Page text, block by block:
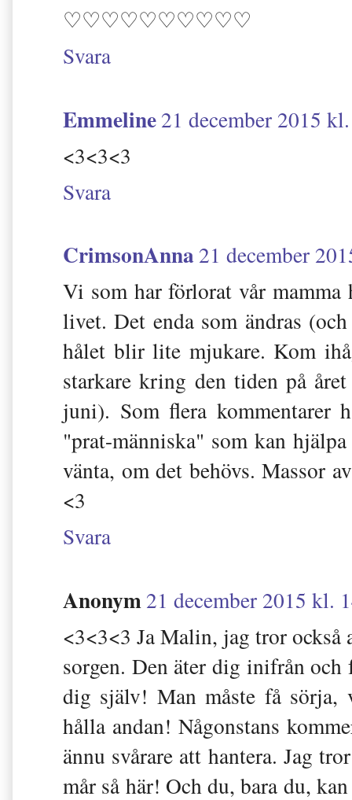
♡♡♡♡♡♡♡♡♡♡
Svara
Emmeline21 december 2015
<3<3<3
Svara
CrimsonAnna21 december
Vi som har förlorat vår
livet. Det enda som ändras
hålet blir lite mjukare. Kom
starkare kring den tiden på
juni). Som flera kommentarer
"prat-människa" som kan
vänta, om det behövs. Massor
<3
Svara
Anonym21 december 2015 kl.
<3<3<3 Ja Malin, jag tror också
sorgen. Den äter dig inifrån
dig själv! Man måste få sörja,
hålla andan! Någonstans
ännu svårare att hantera. Jag
mår så här! Och du, bara du,